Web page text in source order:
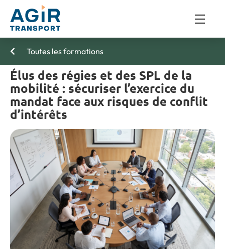
Toutes les formations
Élus des régies et des SPL de la
mobilité : sécuriser l’exercice du
mandat face aux risques de conflit
d’intérêts